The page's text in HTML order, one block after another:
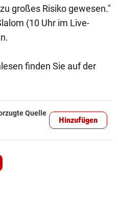
großes Risiko gewesen."
(10 Uhr im Live-
finden Sie auf der
Quelle
Hinzufügen